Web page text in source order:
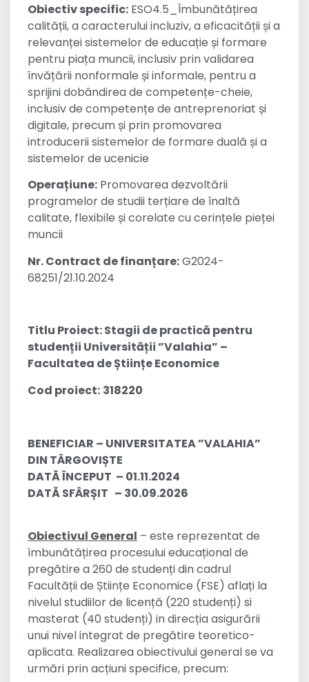
Obiectiv specific: ESO4.5_Îmbunătățirea
calității, a caracterului incluziv, a eficacității și a
relevanței sistemelor de educație și formare
pentru piața muncii, inclusiv prin validarea
învățării nonformale și informale, pentru a
sprijini dobândirea de competențe-cheie,
inclusiv de competențe de antreprenoriat și
digitale, precum și prin promovarea
introducerii sistemelor de formare duală și a
sistemelor de ucenicie
Operațiune: Promovarea dezvoltării
programelor de studii terțiare de înaltă
calitate, flexibile și corelate cu cerințele pieței
muncii
Nr. Contract de finanțare:G2024-
68251/21.10.2024
Titlu Proiect:Stagii de practică pentru
studenții Universității ”Valahia” –
Facultatea de Științe Economice
Cod proiect: 318220
BENEFICIAR – UNIVERSITATEA ”VALAHIA”
DIN TÂRGOVIȘTE
DATĂ ÎNCEPUT – 01.11.2024
DATĂ SFÂRȘIT – 30.09.2026
Obiectivul General – este reprezentat de
îmbunătățirea procesului educațional de
pregătire a 260 de studenți din cadrul
Facultății de Științe Economice (FSE) aflați la
nivelul studiilor de licență (220 studenți) si
masterat (40 studenți) in direcția asigurării
unui nivel integrat de pregătire teoretico-
aplicata. Realizarea obiectivului general se va
urmări prin acțiuni specifice, precum: